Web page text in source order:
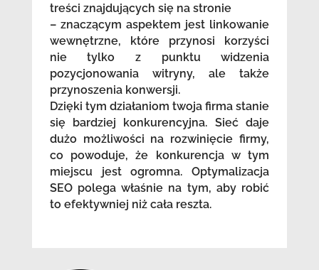
treści znajdujących się na stronie
– znaczącym aspektem jest linkowanie
wewnętrzne, które przynosi korzyści
nie tylko z punktu widzenia
pozycjonowania witryny, ale także
przynoszenia konwersji.
Dzięki tym działaniom twoja firma stanie
się bardziej konkurencyjna. Sieć daje
dużo możliwości na rozwinięcie firmy,
co powoduje, że konkurencja w tym
miejscu jest ogromna. Optymalizacja
SEO polega właśnie na tym, aby robić
to efektywniej niż cała reszta.